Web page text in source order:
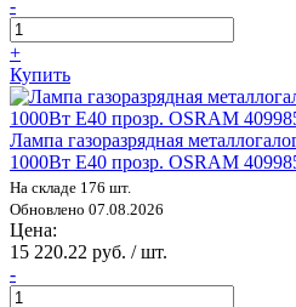
-
+
Купить
Лампа газоразрядная
1000Вт E40 прозр. OSRAM
На складе 176 шт.
Обновлено 07.08.2026
Цена:
15 220.22 руб. / шт.
-